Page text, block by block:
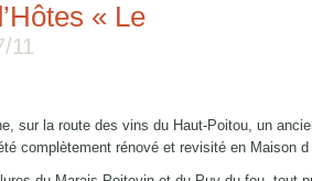
« Le
11
sur la route des vins du Haut-Poitou, un
complètement rénové et revisité en Maison